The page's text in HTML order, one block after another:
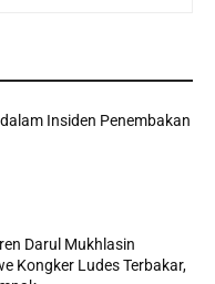
Insiden Penembakan
Darul Mukhlasin
Kongker Ludes Terbakar,